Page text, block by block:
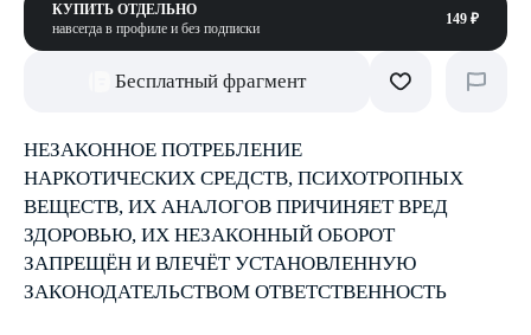
КУПИТЬ ОТДЕЛЬНО
навсегда в профиле и без подписки
149 ₽
Бесплатный фрагмент
НЕЗАКОННОЕ ПОТРЕБЛЕНИЕ
НАРКОТИЧЕСКИХ СРЕДСТВ, ПСИХОТРОПНЫХ
ВЕЩЕСТВ, ИХ АНАЛОГОВ ПРИЧИНЯЕТ ВРЕД
ЗДОРОВЬЮ, ИХ НЕЗАКОННЫЙ ОБОРОТ
ЗАПРЕЩЁН И ВЛЕЧЁТ УСТАНОВЛЕННУЮ
ЗАКОНОДАТЕЛЬСТВОМ ОТВЕТСТВЕННОСТЬ